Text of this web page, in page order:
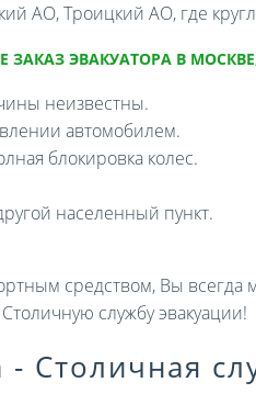
АО, Троицкий АО, где
ЭВАКУАТОРА В
неизвестны.
автомобилем.
блокировка колес.
населенный пункт.
средством, Вы всегда
службу эвакуации!
Столичная